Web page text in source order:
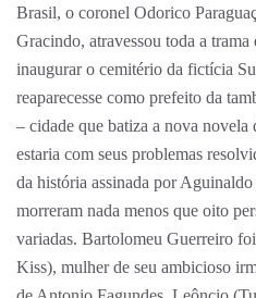
Brasil, o coronel Odorico
Gracindo, atravessou toda a trama
inaugurar o cemitério da fictícia
reaparecesse como prefeito da
– cidade que batiza a nova
estaria com seus problemas
da história assinada por
morreram nada menos que oito
variadas. Bartolomeu Guerreiro
Kiss), mulher de seu ambicioso